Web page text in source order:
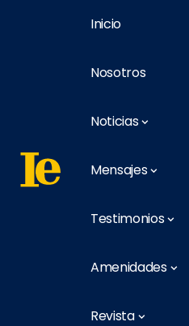
Inicio
Nosotros
Noticias
Mensajes
Testimonios
Amenidades
Revista